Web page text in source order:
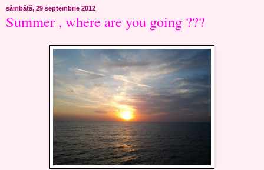
sâmbătă, 29 septembrie 2012
Summer , where are you going ???